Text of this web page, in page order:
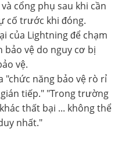
cổng phụ sau khi cần
cố trước khi đóng.
của Lightning để chạm
bảo vệ do nguy cơ bị
vệ.
"chức năng bảo vệ rò rỉ
tiếp." "Trong trường
thất bại ... không thể
nhất."